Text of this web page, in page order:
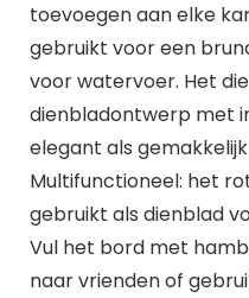
toevoegen aan elke
gebruikt voor een
voor watervoer. Het
dienbladontwerp met
elegant als
Multifunctioneel: het
gebruikt als dienblad
Vul het bord met
naar vrienden of